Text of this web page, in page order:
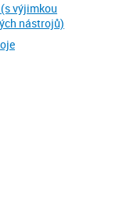
výjimkou
nástrojů)